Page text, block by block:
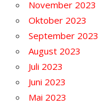
November 2023
Oktober 2023
September 2023
August 2023
Juli 2023
Juni 2023
Mai 2023